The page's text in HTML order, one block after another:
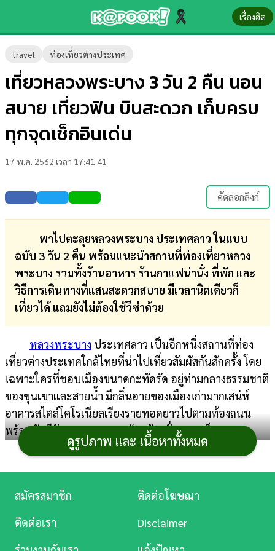
เรื่องฮิต
travel ท่องเที่ยวต่างประเทศ
เที่ยวหลวงพระบาง 3 วัน 2 คืน นอน
สบาย เที่ยวฟิน บินสะดวก เก็บครบ
ทุกจุดเช็กอินเด่น
17 พ.ค. 2562 เวลา 17:41:41
คัดลอกลิงก์
พาไปตะลุยหลวงพระบาง ประเทศลาว ในแบบ
ฉบับ 3 วัน 2 คืน พร้อมแนะนำสถานที่ท่องเที่ยวหลวง
พระบาง รวมทั้งร้านอาหาร ร้านกาแฟน่านั่ง ที่พัก และ
วิธีการเดินทางที่แสนสะดวกสบาย มีเวลานิดเดียวก็
เที่ยวได้ แถมยังไม่ต้องใช้วีซ่าด้วย
หลวงพระบาง ประเทศลาว เป็นอีกหนึ่งสถานที่ท่อง
เที่ยวต่างประเทศใกล้ไทยที่น่าไปเที่ยวสัมผัสกันสักครั้ง โดย
เฉพาะใครที่ชอบเมืองขนาดกะทัดรัด อยู่ท่ามกลางธรรมชาติ
ของขุนเขาและสายน้ำ มีกลิ่นอายของเมืองเก่ามากเสน่ห์
อาคารสไตล์โคโรเนียลเรียงรายทอดยาวไปตามท้องถนน
พร้อมกับมีวัดวาอารามแบบล้านช้างคั่นกลางเป็นระยะ ๆ
บอกเลยว่าจะต้องตกหลุมรักกับเมืองมรดกโลกแห่งนี้อย่าง
ดูรูปภาพ และ เนื้อหาทั้งหมด
ข่าว-
ความ
รู้
ข่าว
บันเทิง
ตรวจ
หวย
บอล
สด
การ
เงิน
การ
ศึกษา
บันเทิง
ดู
หนัง
สมัครสมาชิก
ติดต่อโฆษณา
ติดต่อเรา
Disclaimer